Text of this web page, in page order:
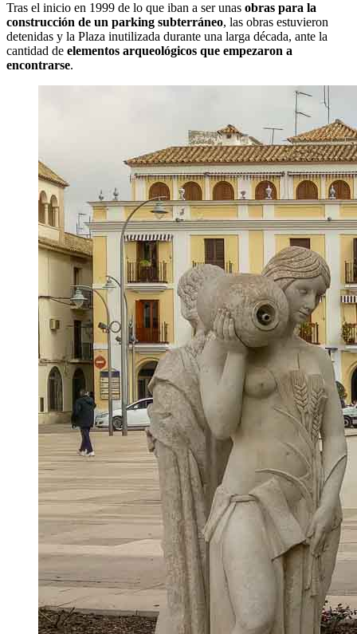
Tras el inicio en 1999 de lo que iban a ser unas obras para la
construcción de un parking subterráneo, las obras estuvieron
detenidas y la Plaza inutilizada durante una larga década, ante la
cantidad de elementos arqueológicos que empezaron a
encontrarse.